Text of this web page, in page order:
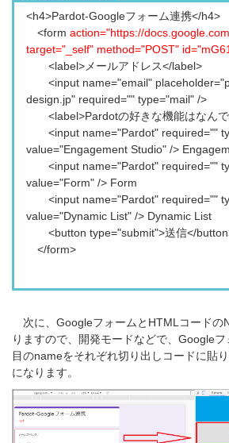
<h4>Pardot-Googleフォーム連携</h4>
<form action="https://
target="_self" method="POST"
<label>メールアドレス</label>
<input name="email"
design.jp" required="" type="mail" />
<label>Pardotの好きな機能はなんで
<input name="Pardot" required=""
value="Engagement Studio" />
<input name="Pardot" required=""
value="Form" /> Form
<input name="Pardot" required=""
value="Dynamic List" /> Dynamic List
<button type="submit">送信</
</form>
次に、GoogleフォームとHTMLコードの
りますので、開発モードなどで、Google
目のnameをそれぞれ切り出しコードに貼
になります。